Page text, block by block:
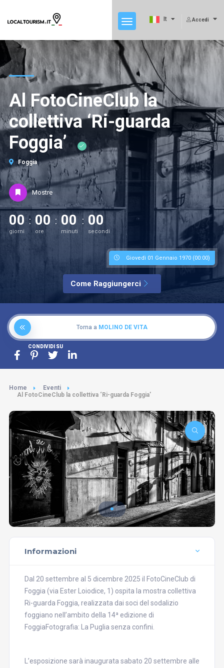
Accedi
It
Al FotoCineClub la
collettiva ‘Ri-guarda
Foggia’
Foggia
Mostre
00
giorni
00
ore
00
minuti
00
secondi
Giovedì 01 Gennaio 1970 (00:00)
Come Raggiungerci
Torna a MOLINO DE VITA
CONDIVIDI SU
Home
Eventi
Al FotoCineClub la collettiva ‘Ri-guarda Foggia’
Informazioni
Dal 20 settembre al 5 dicembre 2025 il FotoCineClub di
Foggia (via Ester Loiodice, 1) ospita la mostra collettiva
Ri-guarda Foggia, realizzata dai soci del sodalizio
foggiano nell’ambito della 14ª edizione di
FoggiaFotografia: La Puglia senza confini.
L’esposizione sarà inaugurata sabato 20 settembre alle